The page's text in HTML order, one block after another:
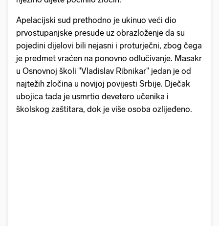
Apelacijski sud prethodno je ukinuo veći dio
prvostupanjske presude uz obrazloženje da su
pojedini dijelovi bili nejasni i proturječni, zbog čega
je predmet vraćen na ponovno odlučivanje. Masakr
u Osnovnoj školi "Vladislav Ribnikar" jedan je od
najtežih zločina u novijoj povijesti Srbije. Dječak
ubojica tada je usmrtio devetero učenika i
školskog zaštitara, dok je više osoba ozlijeđeno.